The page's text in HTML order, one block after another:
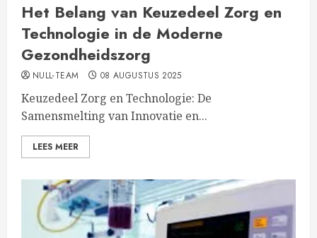
Het Belang van Keuzedeel Zorg en
Technologie in de Moderne
Gezondheidszorg
NULL-TEAM 08 AUGUSTUS 2025
Keuzedeel Zorg en Technologie: De
Samensmelting van Innovatie en...
LEES MEER